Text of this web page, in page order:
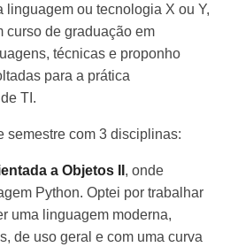
linguagem ou tecnologia X ou Y,
curso de graduação em
técnicas e proponho
para a prática
TI.
semestre com 3 disciplinas:
a Objetos II , onde
Python. Optei por trabalhar
uma linguagem moderna,
de uso geral e com uma curva